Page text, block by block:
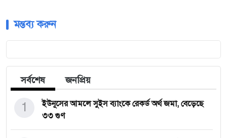
মন্তব্য করুন
সর্বশেষ জনপ্রিয়
ইউনূসের আমলে সুইস ব্যাংকে রেকর্ড অর্থ জমা, বেড়েছে
৩৩ গুণ
1